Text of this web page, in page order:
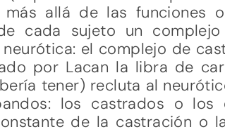
más allá de las funciones
cada sujeto un
el complejo de
por Lacan la libra de
tener) recluta al
los castrados o los
de la castración o